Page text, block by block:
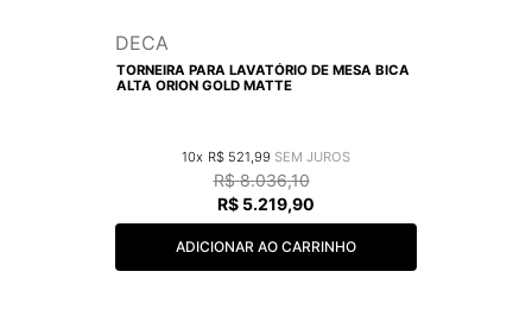
DECA
TORNEIRA PARA LAVATÓRIO DE MESA BICA
ALTA ORION GOLD MATTE
10 R$ 521 99
R$ 8.036,10
R$ 5.219,90
ADICIONAR AO CARRINHO